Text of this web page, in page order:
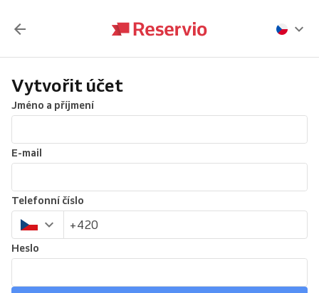
Vytvořit účet
Jméno a příjmení
E-mail
Telefonní číslo
Heslo